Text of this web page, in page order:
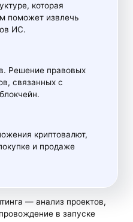
которая
поможет извлечь
ИС.
Решение правовых
связанных с
криптовалют,
и продаже
— анализ проектов,
в запуске